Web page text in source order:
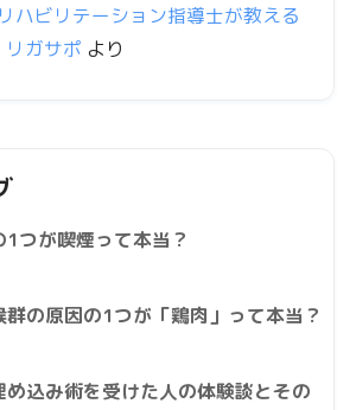
ハビリテーション指導士が教える
リガサポ より
つが喫煙って本当？
の原因の1つが「鶏肉」って本当？
込み術を受けた人の体験談とその